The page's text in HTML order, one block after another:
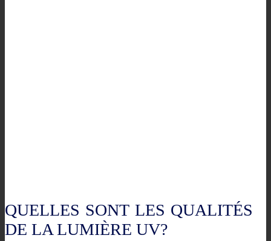
QUELLES SONT LES QUALITÉS
DE LA LUMIÈRE UV?